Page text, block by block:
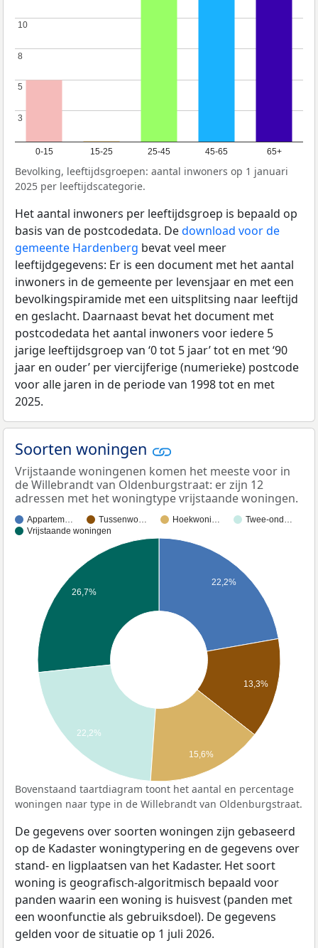
0-15 15-25 25-45 45-65 65+
3
3
5
5
8
8
10
10
Bevolking, leeftijdsgroepen: aantal inwoners op 1 januari
2025 per leeftijdscategorie.
Het aantal inwoners per leeftijdsgroep is bepaald op
basis van de postcodedata. Dedownload voor de
gemeente Hardenberg bevat veel meer
leeftijdgegevens: Er is een document met het aantal
inwoners in de gemeente per levensjaar en met een
bevolkingspiramide met een uitsplitsing naar leeftijd
en geslacht. Daarnaast bevat het document met
postcodedata het aantal inwoners voor iedere 5
jarige leeftijdsgroep van ‘0 tot 5 jaar’ tot en met ‘90
jaar en ouder’ per viercijferige (numerieke) postcode
voor alle jaren in de periode van 1998 tot en met
2025.
Soorten woningen
Vrijstaande woningenen komen het meeste voor in
de Willebrandt van Oldenburgstraat: er zijn 12
adressen met het woningtype vrijstaande woningen.
Appartem… Tussenwo… Hoekwoni…
Twee-ond…
Vrijstaande woningen
22,2%
13,3%
26,7%
22,2%
15,6%
Bovenstaand taartdiagram toont het aantal en percentage
woningen naar type in de Willebrandt van Oldenburgstraat.
De gegevens over soorten woningen zijn gebaseerd
op de Kadaster woningtypering en de gegevens over
stand- en ligplaatsen van het Kadaster. Het soort
woning is geografisch-algoritmisch bepaald voor
panden waarin een woning is huisvest (panden met
een woonfunctie als gebruiksdoel). De gegevens
gelden voor de situatie op 1 juli 2026.